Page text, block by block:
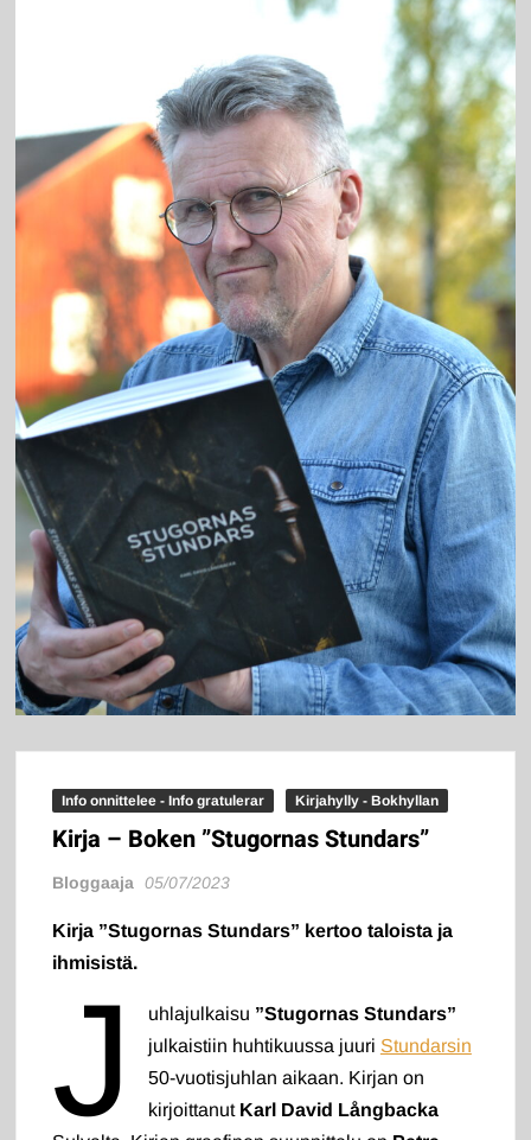
Info onnittelee - Info gratulerar Kirjahylly - Bokhyllan
Kirja – Boken ”Stugornas Stundars”
Bloggaaja 05/07/2023
Kirja ”Stugornas Stundars” kertoo taloista ja
ihmisistä.
J uhlajulkaisu ”Stugornas Stundars”
julkaistiin huhtikuussa juuri Stundarsin
50-vuotisjuhlan aikaan. Kirjan on
kirjoittanut Karl David Långbacka